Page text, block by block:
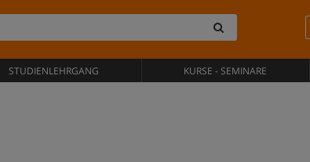
STUDIENLEHRGANG KURSE - SEMINARE